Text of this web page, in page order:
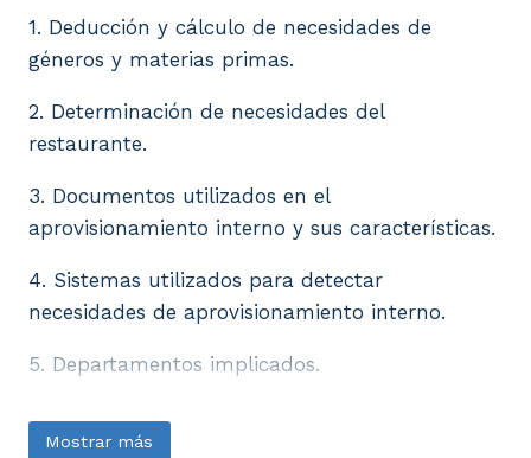
1. Deducción y cálculo de necesidades de
géneros y materias primas.
2. Determinación de necesidades del
restaurante.
3. Documentos utilizados en el
aprovisionamiento interno y sus características.
4. Sistemas utilizados para detectar
necesidades de aprovisionamiento interno.
5. Departamentos implicados.
Mostrar más